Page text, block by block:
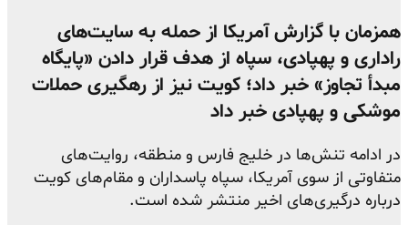
همزمان با گزارش آمریکا از حمله به سایت‌های
راداری و پهپادی، سپاه از هدف قرار دادن «پایگاه
مبدأ تجاوز» خبر داد؛ کویت نیز از رهگیری حملات
موشکی و پهپادی خبر داد
در ادامه تنش‌ها در خلیج فارس و منطقه، روایت‌های
متفاوتی از سوی آمریکا، سپاه پاسداران و مقام‌های کویت
درباره درگیری‌های اخیر منتشر شده است.